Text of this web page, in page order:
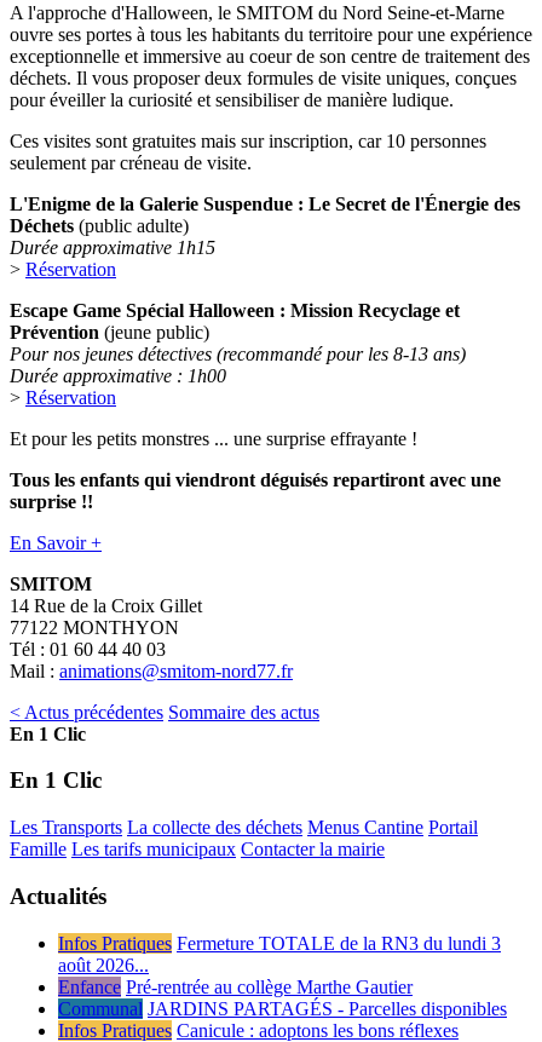
A l'approche d'Halloween, le SMITOM du Nord Seine-et-Marne
ouvre ses portes à tous les habitants du territoire pour une expérience
exceptionnelle et immersive au coeur de son centre de traitement des
déchets. Il vous proposer deux formules de visite uniques, conçues
pour éveiller la curiosité et sensibiliser de manière ludique.
Ces visites sont gratuites mais sur inscription, car 10 personnes
seulement par créneau de visite.
L'Enigme de la Galerie Suspendue : Le Secret de l'Énergie des
Déchets (public adulte)
Durée approximative 1h15
> Réservation
Escape Game Spécial Halloween : Mission Recyclage et
Prévention (jeune public)
Pour nos jeunes détectives (recommandé pour les 8-13 ans)
Durée approximative : 1h00
> Réservation
Et pour les petits monstres ... une surprise effrayante !
Tous les enfants qui viendront déguisés repartiront avec une
surprise !!
En Savoir +
SMITOM
14 Rue de la Croix Gillet
77122 MONTHYON
Tél : 01 60 44 40 03
Mail : animations@smitom-nord77.fr
< Actus précédentes Sommaire des actus
En 1 Clic
En 1 Clic
Les Transports La collecte des déchets Menus Cantine Portail
Famille Les tarifs municipaux Contacter la mairie
Actualités
Infos Pratiques Fermeture TOTALE de la RN3 du lundi 3
août 2026...
Enfance Pré-rentrée au collège Marthe Gautier
Communal JARDINS PARTAGÉS - Parcelles disponibles
Infos Pratiques Canicule : adoptons les bons réflexes